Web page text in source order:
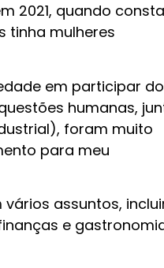
2021, quando
tinha mulheres
em participar do
humanas,
foram muito
para meu
assuntos,
e